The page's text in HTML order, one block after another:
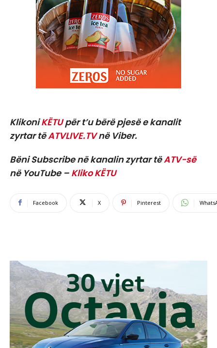
KlikoniKËTUpër t’u bërë pjesë e kanalit
zyrtar tëATVLIVE.TVnë Viber.
Bëni Subscribe në kanalin zyrtar tëATV-së
në YouTube – Kliko KËTU
Facebook X Pinterest